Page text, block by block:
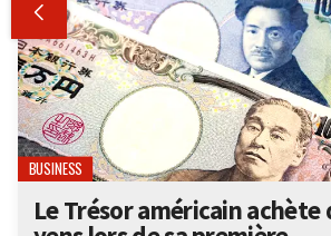

BUSINESS
Le Trésor américain achète